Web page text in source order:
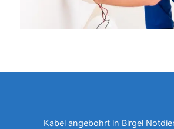
Kabel angebohrt in Birgel